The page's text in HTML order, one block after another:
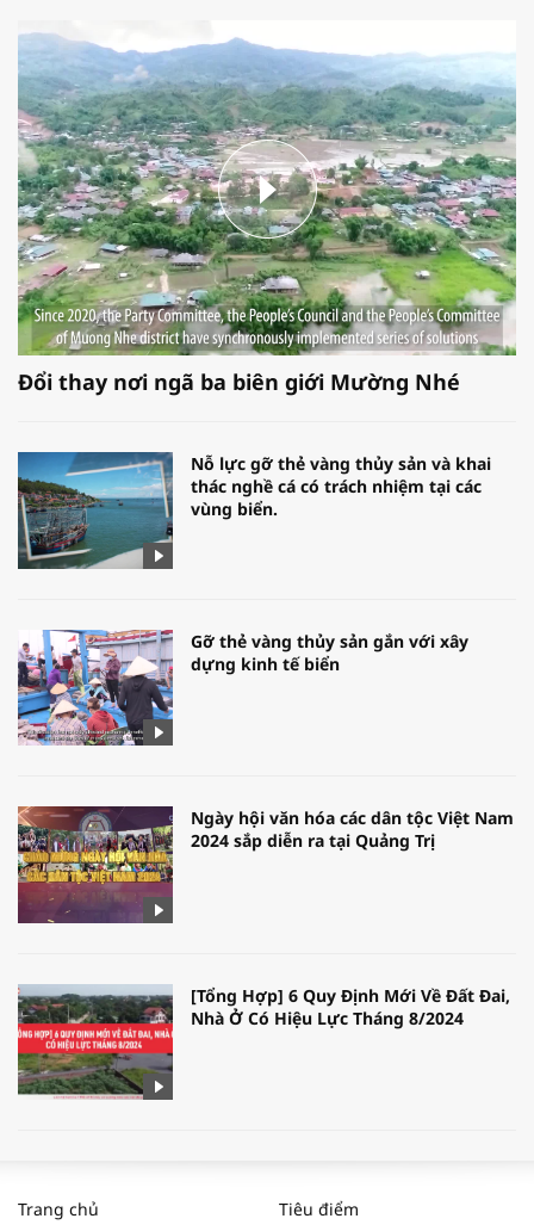
Đổi thay nơi ngã ba biên giới Mường Nhé
Nỗ lực gỡ thẻ vàng thủy sản và khai
thác nghề cá có trách nhiệm tại các
vùng biển.
Gỡ thẻ vàng thủy sản gắn với xây
dựng kinh tế biển
Ngày hội văn hóa các dân tộc Việt Nam
2024 sắp diễn ra tại Quảng Trị
[Tổng Hợp] 6 Quy Định Mới Về Đất Đai,
Nhà Ở Có Hiệu Lực Tháng 8/2024
NAM NĂM 2024 VÀ NĂM 2025 | NHỊP
ĐẬP THỊ TRƯỜNG #62
Trang chủ Tiêu điểm